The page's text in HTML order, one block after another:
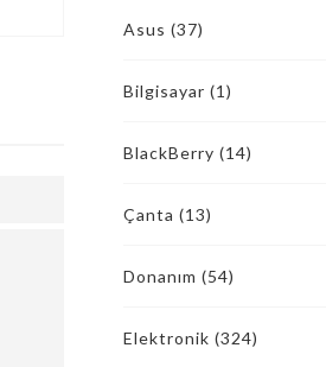
Asus (37)
Bilgisayar (1)
BlackBerry (14)
Çanta (13)
Donanım (54)
Elektronik (324)